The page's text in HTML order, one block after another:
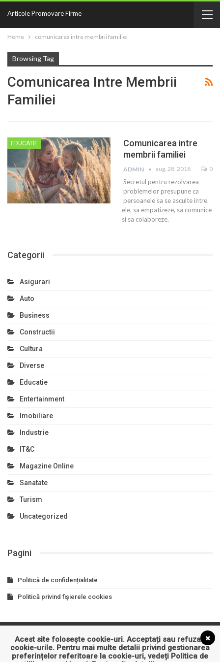
Articole Promovare Firme
Home comunicarea intre membrii familiei
Browsing Tag
Comunicarea Intre Membrii
Familiei
EDUCATIE
Comunicarea intre
membrii familiei
ADMIN aug. 28, 2018 0
Secretul pentru rezolvarea
problemelor presupune ca
persoanele sa se asculte intre
ele, sa empatizeze, sa comunice
si sa colaboreze.
Categorii
Asigurari
Auto
Business
Constructii
Cultura
Diverse
Educatie
Entertainment
Imobiliare
Industrie
IT&C
Magazine Online
Sanatate
Turism
Uncategorized
Pagini
Politică de confidențialitate
Politică privind fișierele cookies
Asigurari Auto Business Constructii
Cultura
Educatie
Entertainment Imobiliare Industrie IT&C
Acest site folosește cookie-uri. Acceptați sau refuzați
cookie-urile. Pentru mai multe detalii privind gestionarea
preferințelor referitoare la cookie-uri, vedeți Politica de